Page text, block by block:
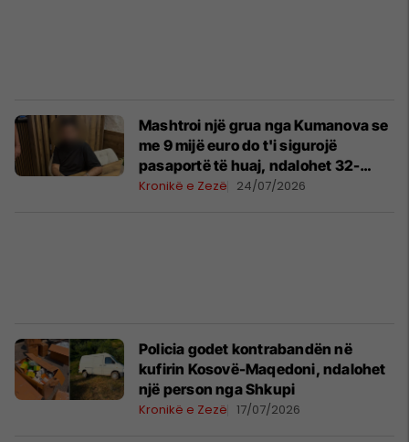
Mashtroi një grua nga Kumanova se
me 9 mijë euro do t'i sigurojë
pasaportë të huaj, ndalohet 32-
vjeçari
Kronikë e Zezë 24/07/2026
Policia godet kontrabandën në
kufirin Kosovë-Maqedoni, ndalohet
një person nga Shkupi
Kronikë e Zezë 17/07/2026